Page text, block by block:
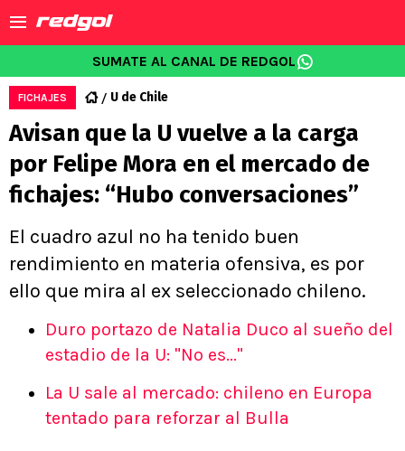
SUMATE AL CANAL DE REDGOL
FICHAJES U de Chile
Avisan que la U vuelve a la carga
por Felipe Mora en el mercado de
fichajes: “Hubo conversaciones”
El cuadro azul no ha tenido buen
rendimiento en materia ofensiva, es por
ello que mira al ex seleccionado chileno.
Duro portazo de Natalia Duco al sueño del
estadio de la U: "No es..."
La U sale al mercado: chileno en Europa
tentado para reforzar al Bulla